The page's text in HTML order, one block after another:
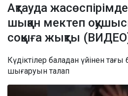
Ақтауда
шыққан мектеп
соққыға жықты
Күдіктілер баладан үйінен тағы
шығаруын талап